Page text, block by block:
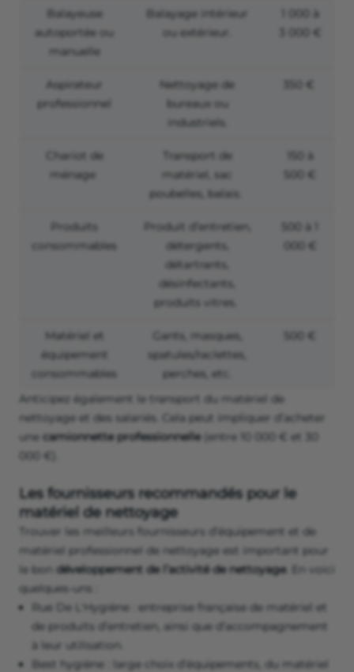
Balayeuse
autoportée ou
manuelle
Balayage intérieur
ou extérieur.
1 000 à
3 000 €
Aspirateur
professionnel
Nettoyage de
bureaux ou
industriels.
350 €
Chariot de
ménage
Transport de
matériel, sac
poubelles, balais.
150 à
500 €
Produits
consommables
Produit d’entretien,
détergents,
détartrants,
désinfectants,
produits vitres.
500 à 1
000 €
Matériel et
équipement
consommables
Gants, masques,
spatules/raclettes,
perches, etc.
500 €
Anticipez également le transport du matériel de
nettoyage et des salariés. Cela peut impliquer d’acheter
une camionnette professionnelle (entre 10 000 € et 30
000 €).
Les fournisseurs recommandés pour le
matériel de nettoyage
Trouver les meilleurs fournisseurs d’équipement et de
matériel professionnel de nettoyage est important pour
le bon développement de l’activité de nettoyage. En voici
quelques-uns :
Rue De L'Hygiène : entreprise française de matériel et
de produits d’entretien, ainsi que d’accompagnement
à leur utilisation.
Best hygiène : large choix d’équipements, du matériel